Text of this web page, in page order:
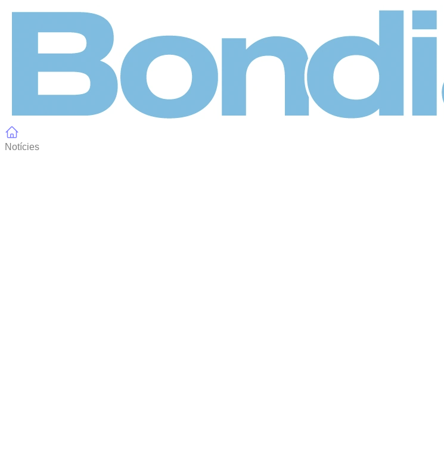
Notícies